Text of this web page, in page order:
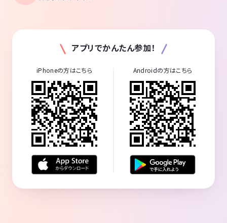
アプリでかんたん参加！
iPhoneの方はこちら Androidの方はこちら